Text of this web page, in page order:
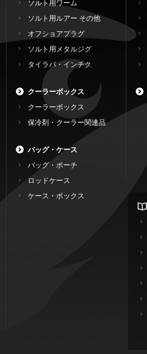
ソルト用ワーム
ソルト用ルアー その他
オフショアプラグ
ソルト用メタルジグ
タイラバ・インチク
クーラーボックス
クーラーボックス
保冷剤・クーラー関連品
バッグ・ケース
バッグ・ポーチ
ロッドケース
ケース・ボックス